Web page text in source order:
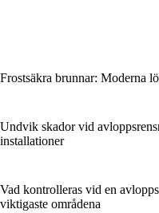
Frostsäkra brunnar: Moderna
Undvik skador vid
installationer
Vad kontrolleras vid en
viktigaste områdena